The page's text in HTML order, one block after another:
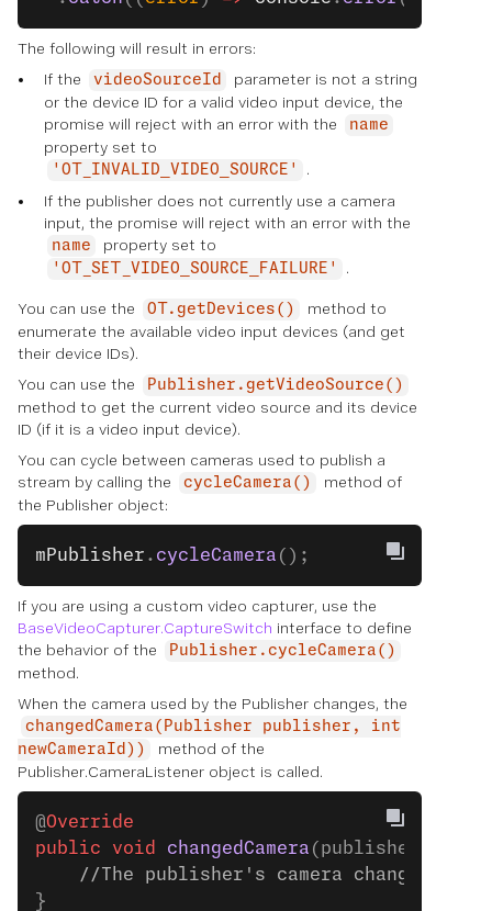
The following will result in errors:
If the
videoSourceId
parameter is not a string
or the device ID for a valid video input device, the
promise will reject with an error with the
name
property set to
'OT_INVALID_VIDEO_SOURCE'
.
If the publisher does not currently use a camera
input, the promise will reject with an error with the
name property set to
'OT_SET_VIDEO_SOURCE_FAILURE' .
You can use the OT.getDevices()
method to
enumerate the available video input devices (and get
their device IDs).
You can use the
Publisher.getVideoSource()
method to get the current video source and its device
ID (if it is a video input device).
You can cycle between cameras used to publish a
stream by calling the
cycleCamera()
method of
the Publisher object:
mPublisher . cycleCamera ();
If you are using a custom video capturer, use the
BaseVideoCapturer.CaptureSwitch interface to define
the behavior of the
Publisher.cycleCamera()
method.
When the camera used by the Publisher changes, the
changedCamera(Publisher publisher, int
newCameraId))
method of the
Publisher.CameraListener object is called.
@Override
public void changedCamera (publisher,
    //The publisher's camera changed.
}